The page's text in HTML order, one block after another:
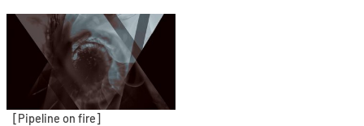
[Pipeline on fire]